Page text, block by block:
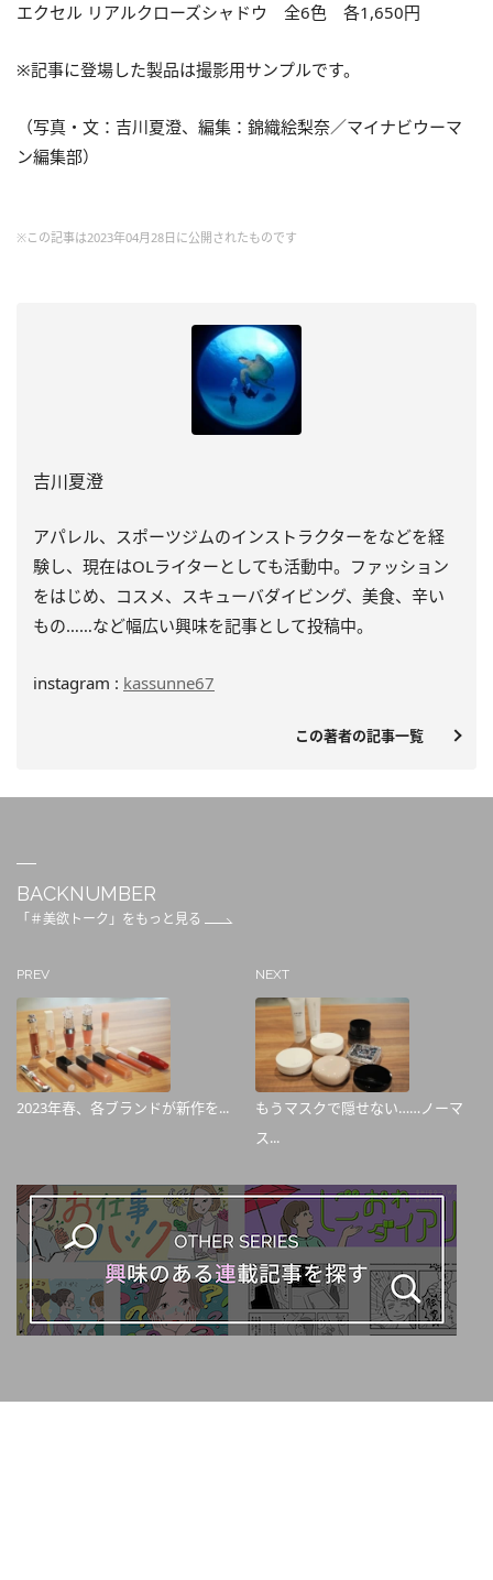
エクセル リアルクローズシャドウ 全6色 各1,650円
※記事に登場した製品は撮影用サンプルです。
（写真・文：吉川夏澄、編集：錦織絵梨奈／マイナビウーマ
ン編集部）
※この記事は2023年04月28日に公開されたものです
吉川夏澄
アパレル、スポーツジムのインストラクターをなどを経
験し、 現在はOLライターとしても活動中。ファッション
をはじめ、 コスメ、スキューバダイビング、美食、辛い
もの……など幅広い興味を記事として投稿中。
instagram : kassunne67
この著者の記事一覧
BACKNUMBER
「＃美欲トーク」をもっと見る
PREV
2023年春、各ブランドが新作を...
NEXT
もうマスクで隠せない……ノーマ
ス...